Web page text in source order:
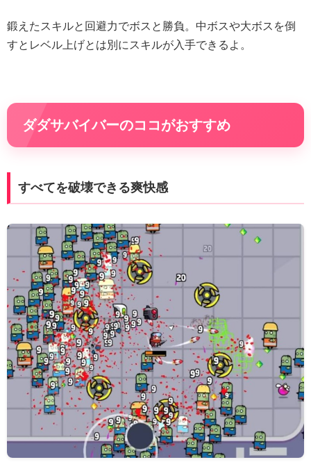
鍛えたスキルと回避力でボスと勝負。中ボスや大ボスを倒
すとレベル上げとは別にスキルが入手できるよ。
ダダサバイバーのココがおすすめ
すべてを破壊できる爽快感